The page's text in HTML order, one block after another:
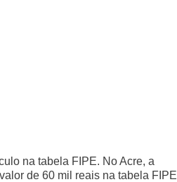
na tabela FIPE. No Acre, a
de 60 mil reais na tabela FIPE